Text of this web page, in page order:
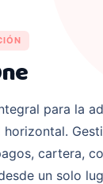
para la
horizontal.
cartera,
un solo